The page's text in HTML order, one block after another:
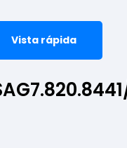
Vista rápida